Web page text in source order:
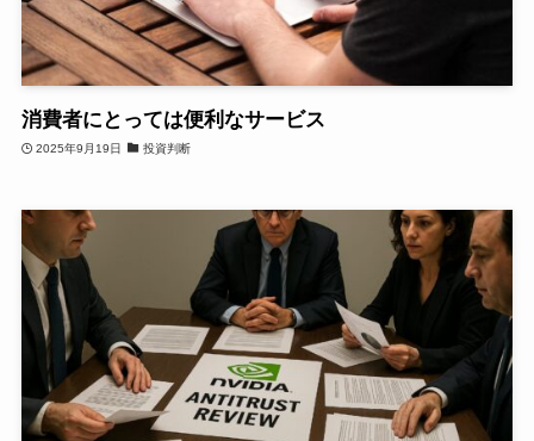
消費者にとっては便利なサービス
2025年9月19日 投資判断